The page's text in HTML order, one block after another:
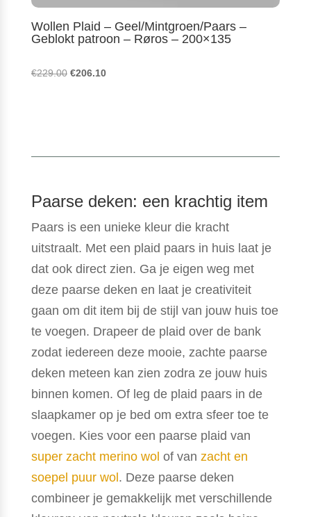
Wollen Plaid – Geel/Mintgroen/Paars –
Geblokt patroon – Røros – 200×135
€229.00 Oorspronkelijke
€206.10Huidige
Paarse deken: een krachtig item
Paars is een unieke kleur die kracht
uitstraalt. Met een plaid paars in huis laat je
dat ook direct zien. Ga je eigen weg met
deze paarse deken en laat je creativiteit
gaan om dit item bij de stijl van jouw huis toe
te voegen. Drapeer de plaid over de bank
zodat iedereen deze mooie, zachte paarse
deken meteen kan zien zodra ze jouw huis
binnen komen. Of leg de plaid paars in de
slaapkamer op je bed om extra sfeer toe te
voegen. Kies voor een paarse plaid van
super zacht merino wol of van zacht en
soepel puur wol . Deze paarse deken
combineer je gemakkelijk met verschillende